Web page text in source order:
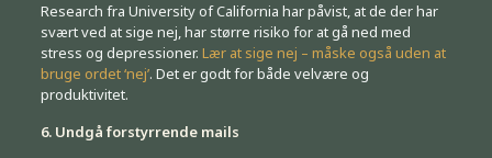
Research fra University of California har påvist, at de der har
svært ved at sige nej, har større risiko for at gå ned med
stress og depressioner. Lær at sige nej – måske også uden at
bruge ordet ‘nej’. Det er godt for både velvære og
produktivitet.
6. Undgå forstyrrende mails